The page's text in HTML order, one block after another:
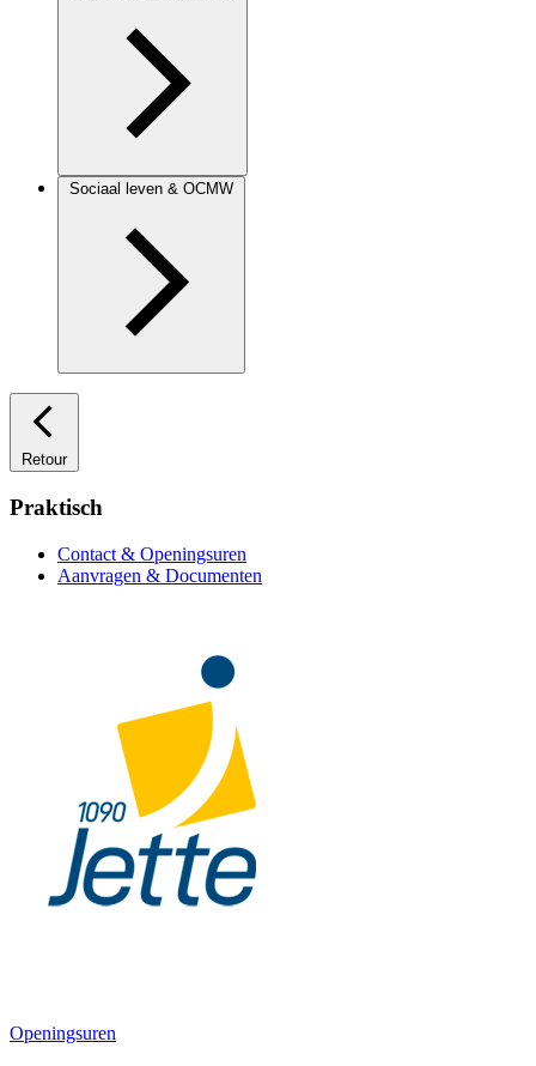
Sociaal leven & OCMW
Retour
Praktisch
Contact & Openingsuren
Aanvragen & Documenten
Openingsuren